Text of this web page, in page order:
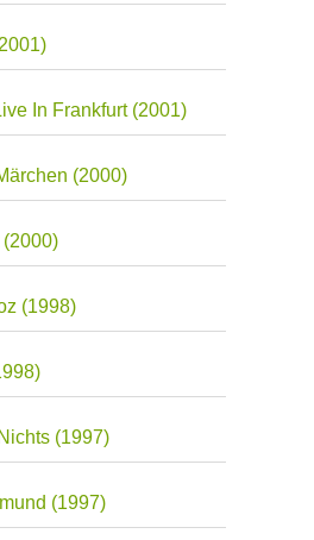
In Frankfurt (2001)
(2000)
(2000)
(1998)
(1997)
(1997)